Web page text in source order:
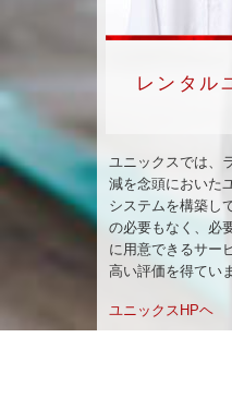
レンタル
ユニックスでは、
減を念頭においた
システムを構築し
の必要もなく、必
に用意できるサー
高い評価を得てい
ユニックスHPヘ